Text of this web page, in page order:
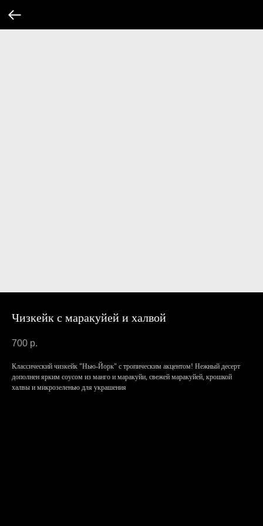
Чизкейк с маракуйей и халвой
700 р.
Классический чизкейк "Нью-Йорк" с тропическим акцентом! Нежный десерт
дополнен ярким соусом из манго и маракуйи, свежей маракуйей, крошкой
халвы и микрозеленью для украшения